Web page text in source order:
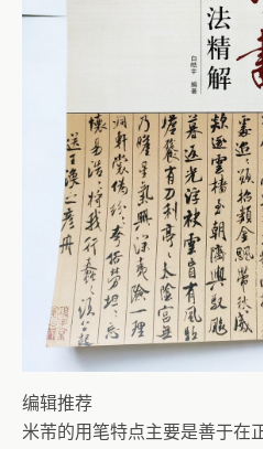
编辑推荐
米芾的用笔特点主要是善于在